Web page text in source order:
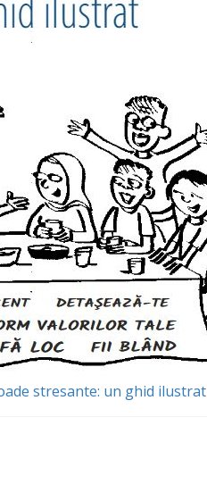
stresante: un ghid ilustrat